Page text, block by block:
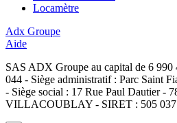
Locamètre
Adx Groupe
Aide
SAS ADX Groupe au capital de 6
044 - Siège administratif : Parc Saint
- Siège social : 17 Rue Paul Dautier -
VILLACOUBLAY - SIRET : 505 037